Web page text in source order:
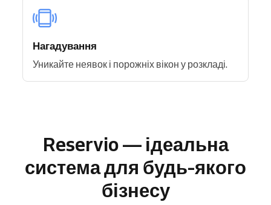
Нагадування
Уникайте неявок і порожніх вікон у розкладі.
Reservio — ідеальна
система для будь-якого
бізнесу